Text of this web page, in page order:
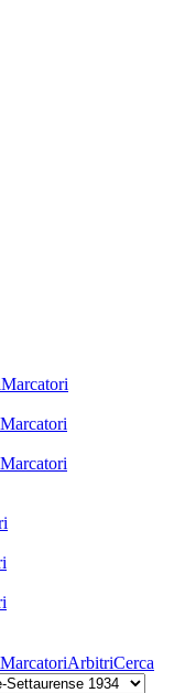
Marcatori
Marcatori
Marcatori
MarcatoriArbitriCerca